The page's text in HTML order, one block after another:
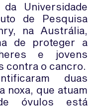
Universidade
de Pesquisa
na Austrália,
de proteger a
e jovens
contra o cancro.
duas
noxa, que atuam
óvulos está